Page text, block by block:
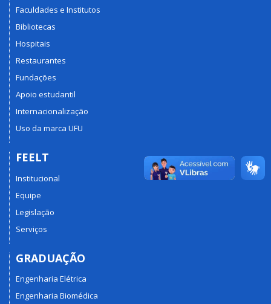
Faculdades e Institutos
Bibliotecas
Hospitais
Restaurantes
Fundações
Apoio estudantil
Internacionalização
Uso da marca UFU
FEELT
Institucional
Equipe
Legislação
Serviços
GRADUAÇÃO
Engenharia Elétrica
Engenharia Biomédica